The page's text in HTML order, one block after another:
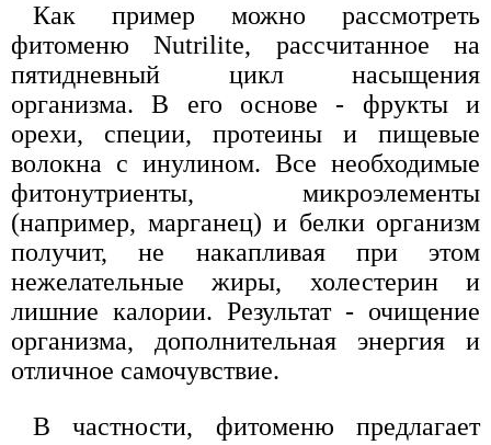
Как пример можно рассмотреть
фитоменю Nutrilite, рассчитанное на
пятидневный цикл насыщения
организма. В его основе - фрукты и
орехи, специи, протеины и пищевые
волокна с инулином. Все необходимые
фитонутриенты, микроэлементы
(например, марганец) и белки организм
получит, не накапливая при этом
нежелательные жиры, холестерин и
лишние калории. Результат - очищение
организма, дополнительная энергия и
отличное самочувствие.
В частности, фитоменю предлагает